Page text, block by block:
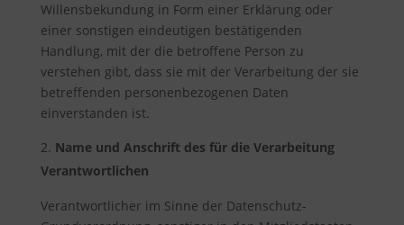
Willensbekundung in Form einer Erklärung oder
einer sonstigen eindeutigen bestätigenden
Handlung, mit der die betroffene Person zu
verstehen gibt, dass sie mit der Verarbeitung der sie
betreffenden personenbezogenen Daten
einverstanden ist.
Name und Anschrift des für die Verarbeitung
Verantwortlichen
Verantwortlicher im Sinne der Datenschutz-